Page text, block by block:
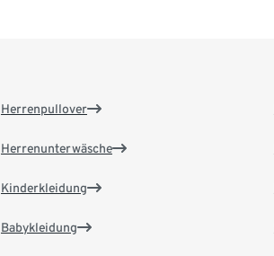
Herrenpullover
Herrenunterwäsche
Kinderkleidung
Babykleidung